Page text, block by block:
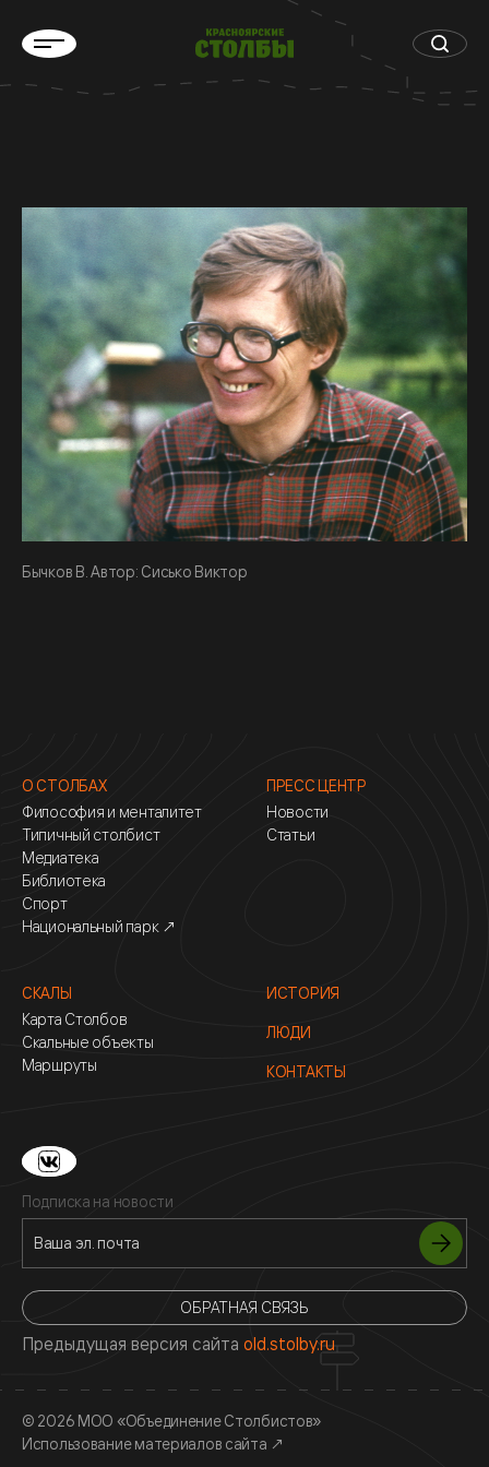
Бычков В. Автор: Сисько Виктор
О СТОЛБАХ
Философия и менталитет
Типичный столбист
Медиатека
Библиотека
Спорт
Национальный парк ↗
ПРЕСС ЦЕНТР
Новости
Статьи
СКАЛЫ
Карта Столбов
Скальные объекты
Маршруты
ИСТОРИЯ
ЛЮДИ
КОНТАКТЫ
Подписка на новости
ОБРАТНАЯ СВЯЗЬ
Предыдущая версия сайта old.stolby.ru
© 2026 МОО «Объединение Столбистов»
Использование материалов сайта ↗